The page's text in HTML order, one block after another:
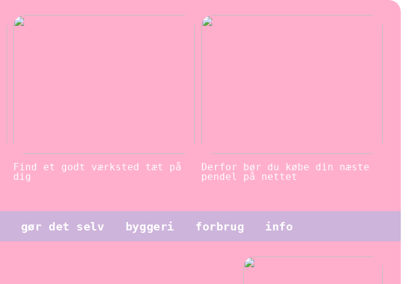
Find et godt værksted tæt på
dig
Derfor bør du købe din næste
pendel på nettet
gør det selv byggeri forbrug info